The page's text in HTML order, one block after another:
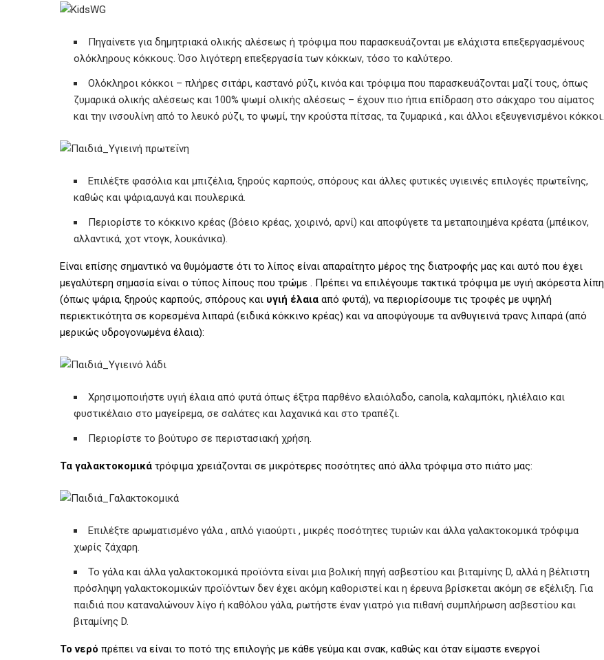
Πηγαίνετε για δημητριακά ολικής αλέσεως ή τρόφιμα που παρασκευάζονται με ελάχιστα επεξεργασμένους
ολόκληρους κόκκους. Όσο λιγότερη επεξεργασία των κόκκων, τόσο το καλύτερο.
Ολόκληροι κόκκοι – πλήρες σιτάρι, καστανό ρύζι, κινόα και τρόφιμα που παρασκευάζονται μαζί τους, όπως
ζυμαρικά ολικής αλέσεως και 100% ψωμί ολικής αλέσεως – έχουν πιο ήπια επίδραση στο σάκχαρο του αίματος
και την ινσουλίνη από το λευκό ρύζι, το ψωμί, την κρούστα πίτσας, τα ζυμαρικά , και άλλοι εξευγενισμένοι κόκκοι.
Επιλέξτε φασόλια και μπιζέλια, ξηρούς καρπούς, σπόρους και άλλες φυτικές υγιεινές επιλογές πρωτεΐνης,
καθώς και ψάρια,αυγά και πουλερικά.
Περιορίστε το κόκκινο κρέας (βόειο κρέας, χοιρινό, αρνί) και αποφύγετε τα μεταποιημένα κρέατα (μπέικον,
αλλαντικά, χοτ ντογκ, λουκάνικα).
Είναι επίσης σημαντικό να θυμόμαστε ότι το λίπος είναι απαραίτητο μέρος της διατροφής μας και αυτό που έχει
μεγαλύτερη σημασία είναι ο τύπος λίπους που τρώμε . Πρέπει να επιλέγουμε τακτικά τρόφιμα με υγιή ακόρεστα λίπη
(όπως ψάρια, ξηρούς καρπούς, σπόρους και υγιή έλαια από φυτά), να περιορίσουμε τις τροφές με υψηλή
περιεκτικότητα σε κορεσμένα λιπαρά (ειδικά κόκκινο κρέας) και να αποφύγουμε τα ανθυγιεινά τρανς λιπαρά (από
μερικώς υδρογονωμένα έλαια):
Χρησιμοποιήστε υγιή έλαια από φυτά όπως έξτρα παρθένο ελαιόλαδο, canola, καλαμπόκι, ηλιέλαιο και
φυστικέλαιο στο μαγείρεμα, σε σαλάτες και λαχανικά και στο τραπέζι.
Περιορίστε το βούτυρο σε περιστασιακή χρήση.
Τα γαλακτοκομικά τρόφιμα χρειάζονται σε μικρότερες ποσότητες από άλλα τρόφιμα στο πιάτο μας:
Επιλέξτε αρωματισμένο γάλα , απλό γιαούρτι , μικρές ποσότητες τυριών και άλλα γαλακτοκομικά τρόφιμα
χωρίς ζάχαρη.
Το γάλα και άλλα γαλακτοκομικά προϊόντα είναι μια βολική πηγή ασβεστίου και βιταμίνης D, αλλά η βέλτιστη
πρόσληψη γαλακτοκομικών προϊόντων δεν έχει ακόμη καθοριστεί και η έρευνα βρίσκεται ακόμη σε εξέλιξη. Για
παιδιά που καταναλώνουν λίγο ή καθόλου γάλα, ρωτήστε έναν γιατρό για πιθανή συμπλήρωση ασβεστίου και
βιταμίνης D.
Το νερό πρέπει να είναι το ποτό της επιλογής με κάθε γεύμα και σνακ, καθώς και όταν είμαστε ενεργοί